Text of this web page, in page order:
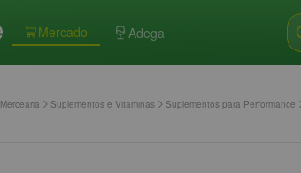
Mercado Adega
Mercearia Suplementos e Vitaminas Suplementos para Performance